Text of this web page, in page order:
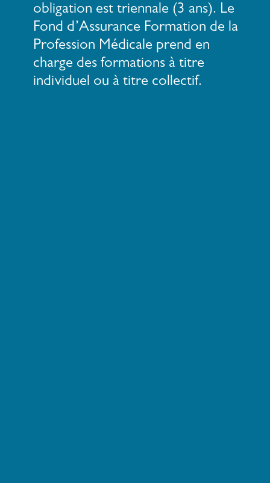
obligation est triennale (3 ans). Le
Fond d’Assurance Formation de la
Profession Médicale prend en
charge des formations à titre
individuel ou à titre collectif.